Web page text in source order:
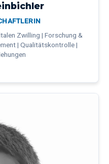
Zwilling | Forschung &
| Qualitätskontrolle |